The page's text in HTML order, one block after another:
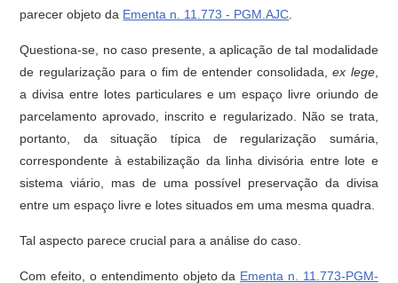
parecer objeto da Ementa n. 11.773 - PGM.AJC
Questiona-se, no caso presente, a aplicação de tal modalidade
de regularização para o fim de entender consolidada,ex lege,
a divisa entre lotes particulares e um espaço livre oriundo de
parcelamento aprovado, inscrito e regularizado. Não se trata,
portanto, da situação típica de regularização sumária,
correspondente à estabilização da linha divisória entre lote e
sistema viário, mas de uma possível preservação da divisa
entre um espaço livre e lotes situados em uma mesma quadra.
Tal aspecto parece crucial para a análise do caso.
Com efeito, o entendimento objeto da Ementa n. 11.773-PGM-